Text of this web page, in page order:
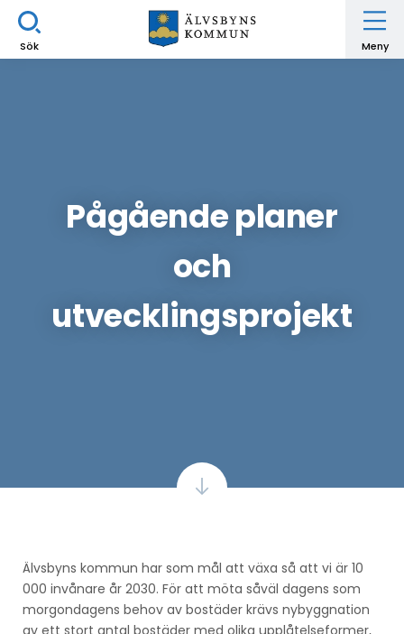
Sök Meny
Pågående planer
och
utvecklingsprojekt
Älvsbyns kommun har som mål att växa så att vi är 10
000 invånare år 2030. För att möta såväl dagens som
morgondagens behov av bostäder krävs nybyggnation
av ett stort antal bostäder med olika upplåtelseformer,